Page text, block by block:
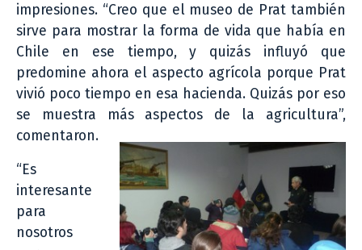
impresiones. “Creo que el museo de Prat también
sirve para mostrar la forma de vida que había en
Chile en ese tiempo, y quizás influyó que
predomine ahora el aspecto agrícola porque Prat
vivió poco tiempo en esa hacienda. Quizás por eso
se muestra más aspectos de la agricultura”,
comentaron.
“Es
interesante
para
nosotros